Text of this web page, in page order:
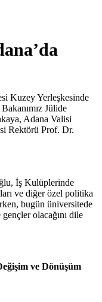
Kuzey Yerleşkesinde
Jülide
Adana Valisi
Rektörü Prof. Dr.
İş Kulüplerinde
ve diğer özel politika
bugün üniversitede
olacağını dile
ve Dönüşüm